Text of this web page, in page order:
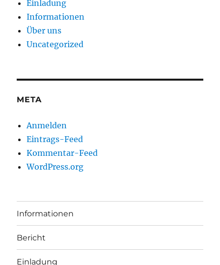
Einladung
Informationen
Über uns
Uncategorized
META
Anmelden
Eintrags-Feed
Kommentar-Feed
WordPress.org
Informationen
Bericht
Einladung